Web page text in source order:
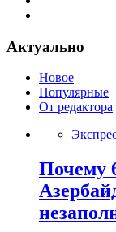
Актуально
Новое
Популярные
От редактора
Почему